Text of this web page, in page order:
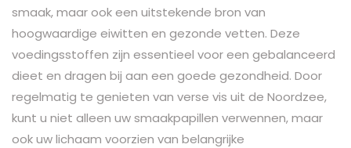
smaak, maar ook een uitstekende bron van
hoogwaardige eiwitten en gezonde vetten. Deze
voedingsstoffen zijn essentieel voor een gebalanceerd
dieet en dragen bij aan een goede gezondheid. Door
regelmatig te genieten van verse vis uit de Noordzee,
kunt u niet alleen uw smaakpapillen verwennen, maar
ook uw lichaam voorzien van belangrijke